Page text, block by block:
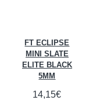
FT ECLIPSE
MINI SLATE
ELITE BLACK
5MM
14,15€